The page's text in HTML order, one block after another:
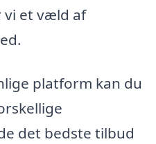
vi et væld af
platform kan du
det bedste tilbud